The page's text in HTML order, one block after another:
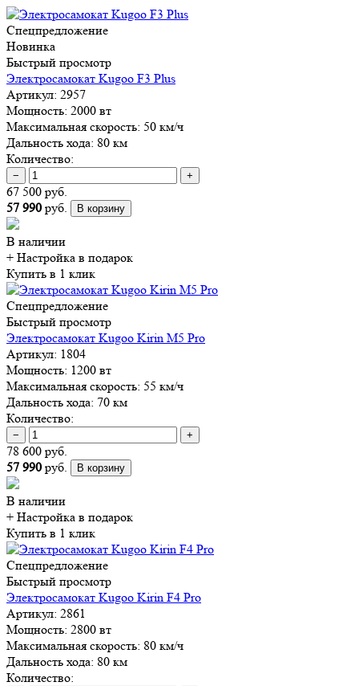
Спецпредложение
Новинка
Быстрый просмотр
Электросамокат Kugoo F3 Plus
Артикул: 2957
Мощность: 2000 вт
Максимальная скорость: 50 км/ч
Дальность хода: 80 км
Количество:
− +
67 500 руб.
57 990 руб. В корзину
В наличии
+ Настройка в подарок
Купить в 1 клик
Спецпредложение
Быстрый просмотр
Электросамокат Kugoo Kirin M5 Pro
Артикул: 1804
Мощность: 1200 вт
Максимальная скорость: 55 км/ч
Дальность хода: 70 км
Количество:
− +
78 600 руб.
57 990 руб. В корзину
В наличии
+ Настройка в подарок
Купить в 1 клик
Спецпредложение
Быстрый просмотр
Электросамокат Kugoo Kirin F4 Pro
Артикул: 2861
Мощность: 2800 вт
Максимальная скорость: 80 км/ч
Дальность хода: 80 км
Количество: